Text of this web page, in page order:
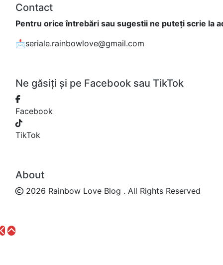
Contact
Pentru orice întrebări sau sugestii ne puteți scrie la
📩seriale.rainbowlove@gmail.com
Ne găsiți și pe Facebook sau TikTok
Facebook
TikTok
About
2026 Rainbow Love Blog . All Rights Reserved